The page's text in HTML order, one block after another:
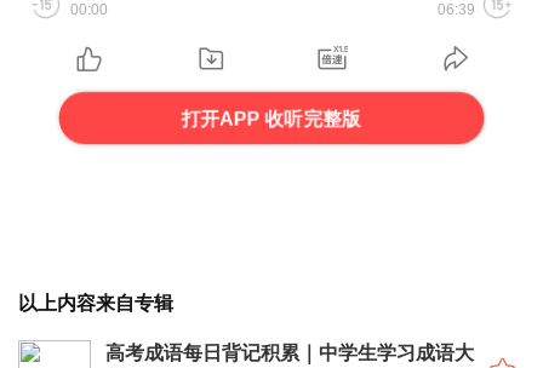
00:00 06:39
打开APP 收听完整版
以上内容来自专辑
高考成语每日背记积累｜中学生学习成语大